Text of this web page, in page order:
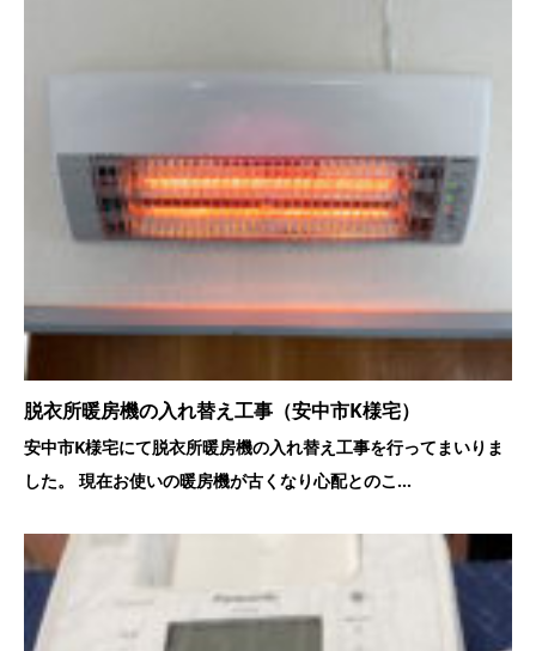
脱衣所暖房機の入れ替え工事（安中市K様宅）
安中市K様宅にて脱衣所暖房機の入れ替え工事を行ってまいりま
した。 現在お使いの暖房機が古くなり心配とのこ...